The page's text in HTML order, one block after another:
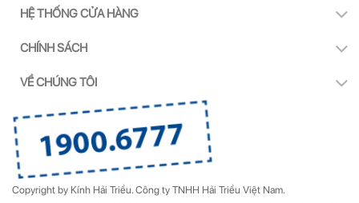
HỆ THỐNG CỬA HÀNG
CHÍNH SÁCH
VỀ CHÚNG TÔI
Copyright by Kính Hải Triều.Công ty TNHH Hải Triều Việt Nam.